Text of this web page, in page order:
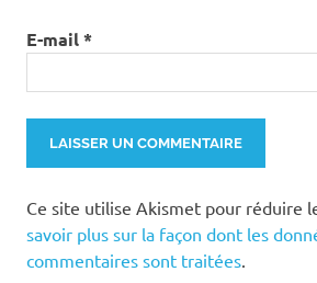
E-mail*
Ce site utilise Akismet pour réduire
savoir plus sur la façon dont les
commentaires sont traitées